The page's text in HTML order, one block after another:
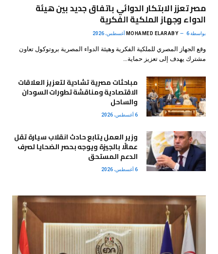
مصر تعزز الابتكار الدوائي باتفاق جديد بين هيئة
الدواء وجهاز الملكية الفكرية
بواسطة MOHAMED ELARABY 6 أغسطس، 2026
وقع الجهاز المصري للملكية الفكرية وهيئة الدواء المصرية بروتوكول تعاون
مشترك يهدف إلى تعزيز حماية…
مباحثات مصرية تشادية لتعزيز العلاقات
الاقتصادية ومناقشة تطورات السودان
والساحل
6 أغسطس، 2026
وزير العمل يتابع حادث انقلاب سيارة تقل
عمالًا بالجيزة ويوجه بحصر الضحايا لصرف
الدعم المستحق
6 أغسطس، 2026